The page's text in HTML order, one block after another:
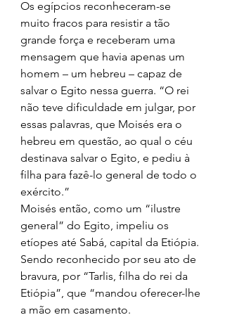
Os egípcios reconheceram-se
muito fracos para resistir a tão
grande força e receberam uma
mensagem que havia apenas um
homem – um hebreu – capaz de
salvar o Egito nessa guerra. “O rei
não teve dificuldade em julgar, por
essas palavras, que Moisés era o
hebreu em questão, ao qual o céu
destinava salvar o Egito, e pediu à
filha para fazê-lo general de todo o
exército.”
Moisés então, como um “ilustre
general” do Egito, impeliu os
etíopes até Sabá, capital da Etiópia.
Sendo reconhecido por seu ato de
bravura, por “Tarlis, filha do rei da
Etiópia”, que “mandou oferecer-lhe
a mão em casamento.